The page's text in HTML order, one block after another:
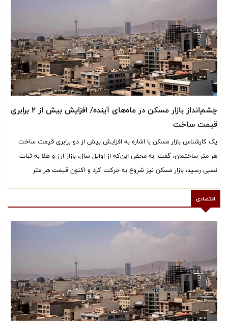
چشم‌انداز بازار مسکن در ماه‌های آینده/ افزایش بیش از ۲ برابری
قیمت ساخت
یک کارشناس بازار مسکن با اشاره به افزایش بیش از دو برابری قیمت ساخت
هر متر ساختمان، گفت: به محض این‌که از اوایل سال، بازار ارز و طلا به ثبات
نسبی رسید، بازار مسکن نیز شروع به حرکت کرد و اکنون قیمت هر متر
اقتصادی